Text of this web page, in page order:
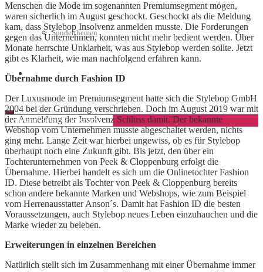
Sonderthemen
Geschäftskonto eröffnen
Menschen die Mode im sogenannten Premiumsegment mögen,
waren sicherlich im August geschockt. Geschockt als die Meldung
kam, dass Stylebop Insolvenz anmelden musste. Die Forderungen
gegen das Unternehmen, konnten nicht mehr bedient werden. Über
Monate herrschte Unklarheit, was aus Stylebop werden sollte. Jetzt
gibt es Klarheit, wie man nachfolgend erfahren kann.
Übernahme durch Fashion ID
Der Luxusmode im Premiumsegment hatte sich die Stylebop GmbH
2004 bei der Gründung verschrieben. Doch im August 2019 war mit
der Anmeldung der Insolvenz Schluss damit. Der bekannte
Webshop vom Unternehmen musste abgeschaltet werden, nichts
ging mehr. Lange Zeit war hierbei ungewiss, ob es für Stylebop
überhaupt noch eine Zukunft gibt. Bis jetzt, den über ein
Tochterunternehmen von Peek & Cloppenburg erfolgt die
Übernahme. Hierbei handelt es sich um die Onlinetochter Fashion
ID. Diese betreibt als Tochter von Peek & Cloppenburg bereits
schon andere bekannte Marken und Webshops, wie zum Beispiel
vom Herrenausstatter Anson´s. Damit hat Fashion ID die besten
Voraussetzungen, auch Stylebop neues Leben einzuhauchen und die
Marke wieder zu beleben.
Erweiterungen in einzelnen Bereichen
Natürlich stellt sich im Zusammenhang mit einer Übernahme immer